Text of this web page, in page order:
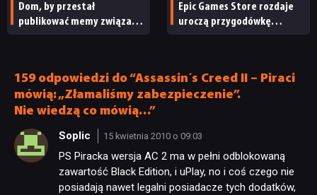
Dom, by przestał
publikować memy związane
Epic Games Store rozdaje
uroczą przygodówkę
159 odpowiedzi do “Assassin´s Creed II – Piraci
mówią: „Złamaliśmy zabezpieczenie”.
Nie wiedzą co mówią…”
Soplic 15 kwietnia 2010 o 09:03
PS Piracka wersja AC 2 ma w pełni odblokowaną
zawartość Black Edition, i uPlay, no i coś czego nie
posiadają nawet legalni posiadacze tych dodatków,